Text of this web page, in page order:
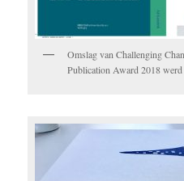
Omslag van Challenging
Publication Award 2018 werd